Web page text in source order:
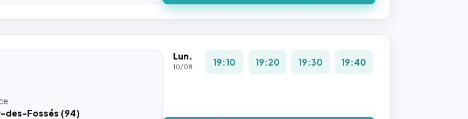
des-Fossés (94)
Lun.
10/08 19:10 19:20 19:30 19:40